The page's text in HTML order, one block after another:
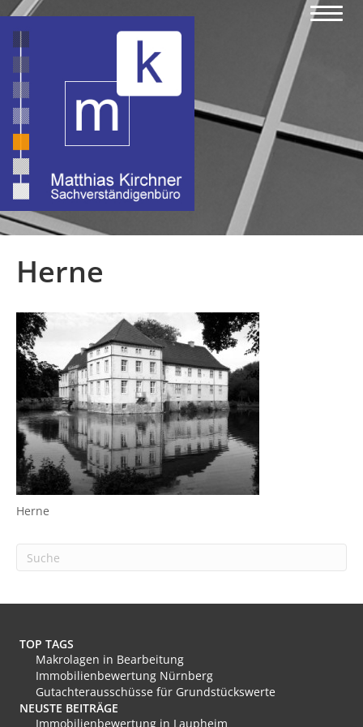
Herne
Herne
TOP TAGS
Makrolagen in Bearbeitung
Immobilienbewertung Nürnberg
Gutachterausschüsse für Grundstückswerte
NEUSTE BEITRÄGE
Immobilienbewertung in Laupheim